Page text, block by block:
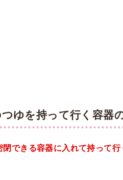
ゆを持って行く容器
できる容器に入れて持って行